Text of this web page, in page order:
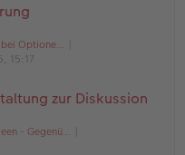
bei Optione…
15:17
zur Diskussion
- Gegenü…